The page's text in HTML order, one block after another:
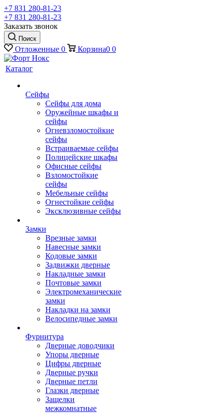
+7 831 280-81-23
+7 831 280-81-23
Заказать звонок
Поиск
Отложенные 0 Корзина0 0
Каталог
Сейфы
Сейфы для дома
Оружейные шкафы и
сейфы
Огневзломостойкие
сейфы
Встраиваемые сейфы
Полицейские шкафы
Офисные сейфы
Взломостойкие
сейфы
Мебельные сейфы
Огнестойкие сейфы
Эксклюзивные сейфы
Замки
Врезные замки
Навесные замки
Кодовые замки
Задвижки дверные
Накладные замки
Почтовые замки
Электромеханические
замки
Накладки на замки
Велосипедные замки
Фурнитура
Дверные доводчики
Упоры дверные
Цифры дверные
Дверные ручки
Дверные петли
Глазки дверные
Защелки
межкомнатные